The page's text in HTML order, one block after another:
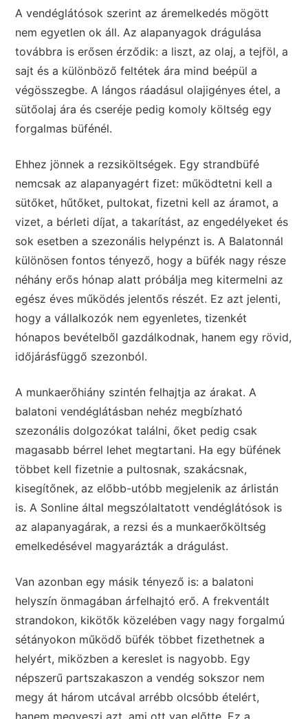
A vendéglátósok szerint az áremelkedés mögött
nem egyetlen ok áll. Az alapanyagok drágulása
továbbra is erősen érződik: a liszt, az olaj, a tejföl, a
sajt és a különböző feltétek ára mind beépül a
végösszegbe. A lángos ráadásul olajigényes étel, a
sütőolaj ára és cseréje pedig komoly költség egy
forgalmas büfénél.
Ehhez jönnek a rezsiköltségek. Egy strandbüfé
nemcsak az alapanyagért fizet: működtetni kell a
sütőket, hűtőket, pultokat, fizetni kell az áramot, a
vizet, a bérleti díjat, a takarítást, az engedélyeket és
sok esetben a szezonális helypénzt is. A Balatonnál
különösen fontos tényező, hogy a büfék nagy része
néhány erős hónap alatt próbálja meg kitermelni az
egész éves működés jelentős részét. Ez azt jelenti,
hogy a vállalkozók nem egyenletes, tizenkét
hónapos bevételből gazdálkodnak, hanem egy rövid,
időjárásfüggő szezonból.
A munkaerőhiány szintén felhajtja az árakat. A
balatoni vendéglátásban nehéz megbízható
szezonális dolgozókat találni, őket pedig csak
magasabb bérrel lehet megtartani. Ha egy büfének
többet kell fizetnie a pultosnak, szakácsnak,
kisegítőnek, az előbb-utóbb megjelenik az árlistán
is. A Sonline által megszólaltatott vendéglátósok is
az alapanyagárak, a rezsi és a munkaerőköltség
emelkedésével magyarázták a drágulást.
Van azonban egy másik tényező is: a balatoni
helyszín önmagában árfelhajtó erő. A frekventált
strandokon, kikötők közelében vagy nagy forgalmú
sétányokon működő büfék többet fizethetnek a
helyért, miközben a kereslet is nagyobb. Egy
népszerű partszakaszon a vendég sokszor nem
megy át három utcával arrébb olcsóbb ételért,